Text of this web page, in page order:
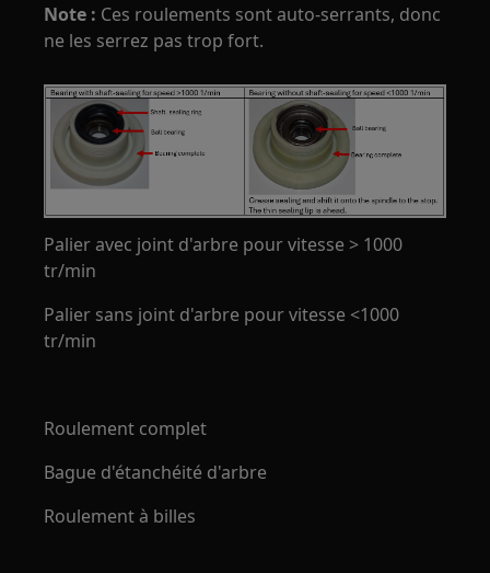
Note : Ces roulements sont auto-serrants, donc
ne les serrez pas trop fort.
Palier avec joint d'arbre pour vitesse > 1000
tr/min
Palier sans joint d'arbre pour vitesse <1000
tr/min
Roulement complet
Bague d'étanchéité d'arbre
Roulement à billes